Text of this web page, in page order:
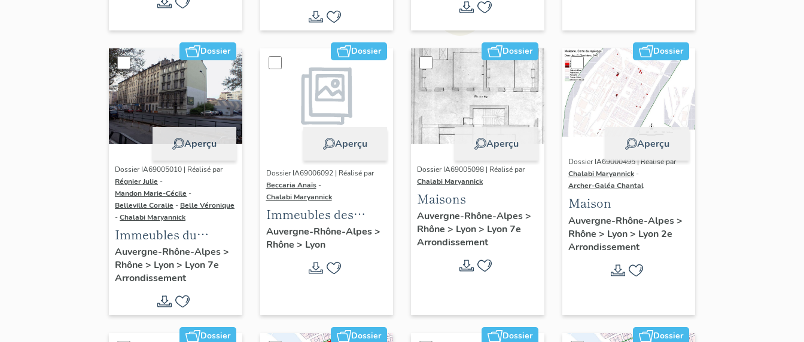
vitrail ancien de
Rhône-Alpes (corpus
vitrearum)
Dossier
Aperçu
Dossier IA69005010 | Réalisé par
Régnier Julie -
Mandon Marie-Cécile -
Belleville Coralie - Belle Véronique
-Chalabi Maryannick
Immeubles du
secteur d'étude La
Guillotière
Auvergne-Rhône-Alpes>
Rhône > Lyon> Lyon 7e
Arrondissement
Dossier
Aperçu
Dossier IA69006092 | Réalisé par
Beccaria Anaïs -
Chalabi Maryannick
Immeubles des
Années Trente de la
rive gauche
Auvergne-Rhône-Alpes>
Rhône > Lyon
Dossier
Aperçu
Dossier IA69005098 | Réalisé par
Chalabi Maryannick
Maisons
Auvergne-Rhône-Alpes>
Rhône > Lyon> Lyon 7e
Arrondissement
Dossier
Aperçu
Dossier IA69000495 | Réalisé par
Chalabi Maryannick -
Archer-Galéa Chantal
Maison
Auvergne-Rhône-Alpes>
Rhône > Lyon> Lyon 2e
Arrondissement
Dossier Dossier Dossier Dossier